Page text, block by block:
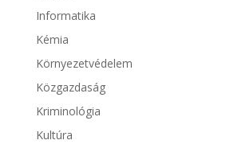
Informatika
Kémia
Környezetvédelem
Közgazdaság
Kriminológia
Kultúra